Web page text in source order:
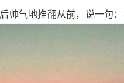
帅气地推翻从前，说一句